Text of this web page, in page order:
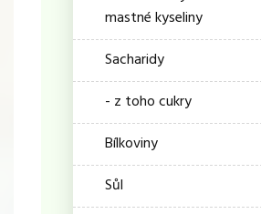
mastné kyseliny
Sacharidy
- z toho cukry
Bílkoviny
Sůl